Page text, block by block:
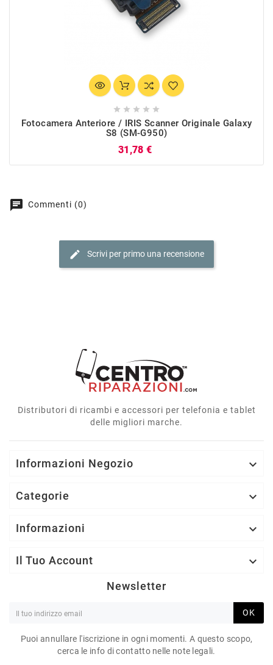
    
Fotocamera Anteriore / IRIS Scanner Originale Galaxy
S8 (SM-G950)
31,78 €
chat Commenti (0)
edit Scrivi per primo una recensione
Distributori di ricambi e accessori per telefonia e tablet
delle migliori marche.
Informazioni Negozio 
Categorie 
Informazioni 
Il Tuo Account 
Newsletter
OK
Puoi annullare l'iscrizione in ogni momenti. A questo scopo,
cerca le info di contatto nelle note legali.